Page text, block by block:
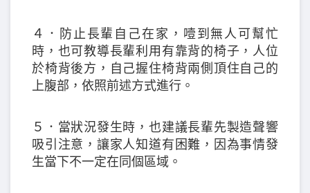
４．防止長輩自己在家，噎到無人可幫忙
時，也可教導長輩利用有靠背的椅子，人位
於椅背後方，自己握住椅背兩側頂住自己的
上腹部，依照前述方式進行。
５．當狀況發生時，也建議長輩先製造聲響
吸引注意，讓家人知道有困難，因為事情發
生當下不一定在同個區域。